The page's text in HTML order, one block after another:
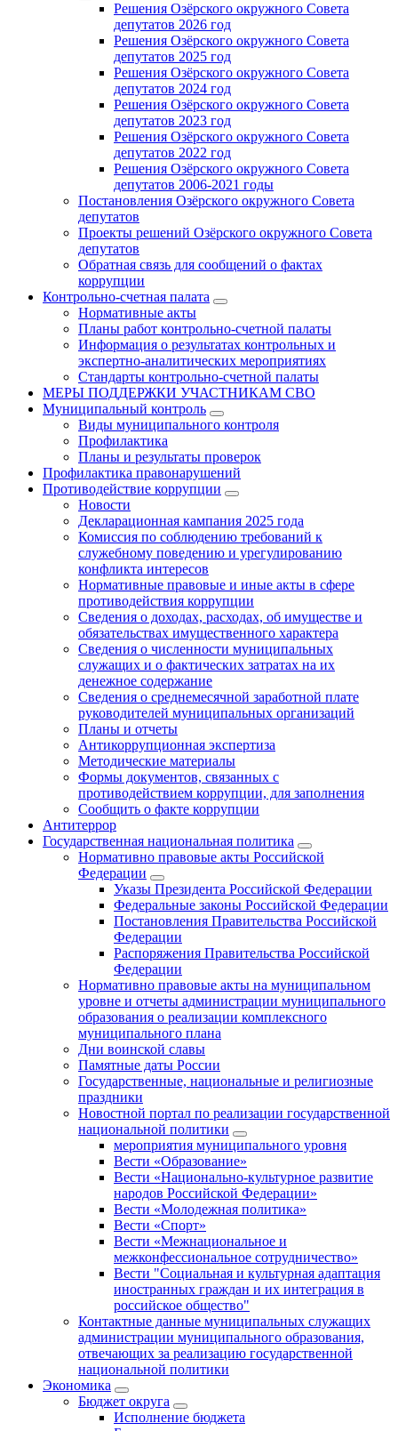
Решения Озёрского окружного Совета
депутатов 2026 год
Решения Озёрского окружного Совета
депутатов 2025 год
Решения Озёрского окружного Совета
депутатов 2024 год
Решения Озёрского окружного Совета
депутатов 2023 год
Решения Озёрского окружного Совета
депутатов 2022 год
Решения Озёрского окружного Совета
депутатов 2006-2021 годы
Постановления Озёрского окружного Совета
депутатов
Проекты решений Озёрского окружного Совета
депутатов
Обратная связь для сообщений о фактах
коррупции
Контрольно-счетная палата
Нормативные акты
Планы работ контрольно-счетной палаты
Информация о результатах контрольных и
экспертно-аналитических мероприятиях
Стандарты контрольно-счетной палаты
МЕРЫ ПОДДЕРЖКИ УЧАСТНИКАМ СВО
Муниципальный контроль
Виды муниципального контроля
Профилактика
Планы и результаты проверок
Профилактика правонарушений
Противодействие коррупции
Новости
Декларационная кампания 2025 года
Комиссия по соблюдению требований к
служебному поведению и урегулированию
конфликта интересов
Нормативные правовые и иные акты в сфере
противодействия коррупции
Сведения о доходах, расходах, об имуществе и
обязательствах имущественного характера
Сведения о численности муниципальных
служащих и о фактических затратах на их
денежное содержание
Сведения о среднемесячной заработной плате
руководителей муниципальных организаций
Планы и отчеты
Антикоррупционная экспертиза
Методические материалы
Формы документов, связанных с
противодействием коррупции, для заполнения
Сообщить о факте коррупции
Антитеррор
Государственная национальная политика
Нормативно правовые акты Российской
Федерации
Указы Президента Российской Федерации
Федеральные законы Российской Федерации
Постановления Правительства Российской
Федерации
Распоряжения Правительства Российской
Федерации
Нормативно правовые акты на муниципальном
уровне и отчеты администрации муниципального
образования о реализации комплексного
муниципального плана
Дни воинской славы
Памятные даты России
Государственные, национальные и религиозные
праздники
Новостной портал по реализации государственной
национальной политики
мероприятия муниципального уровня
Вести «Образование»
Вести «Национально-культурное развитие
народов Российской Федерации»
Вести «Молодежная политика»
Вести «Спорт»
Вести «Межнациональное и
межконфессиональное сотрудничество»
Вести "Социальная и культурная адаптация
иностранных граждан и их интеграция в
российское общество"
Контактные данные муниципальных служащих
администрации муниципального образования,
отвечающих за реализацию государственной
национальной политики
Экономика
Бюджет округa
Исполнение бюджета